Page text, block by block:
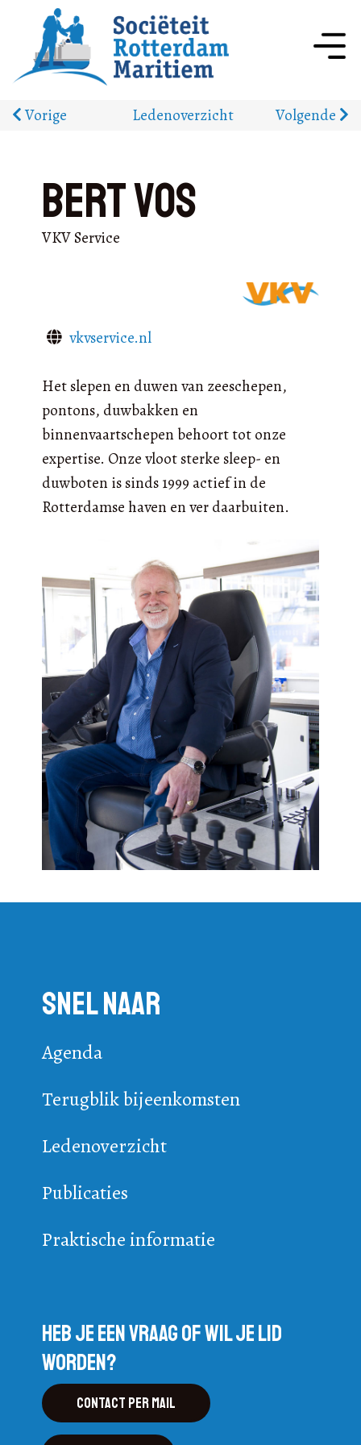
Vorige Ledenoverzicht Volgende
Bert Vos
VKV Service
vkvservice.nl
Het slepen en duwen van zeeschepen,
pontons, duwbakken en
binnenvaartschepen behoort tot onze
expertise. Onze vloot sterke sleep- en
duwboten is sinds 1999 actief in de
Rotterdamse haven en ver daarbuiten.
Snel naar
Agenda
Terugblik bijeenkomsten
Ledenoverzicht
Publicaties
Praktische informatie
Heb je een vraag of wil je lid
worden?
Contact per mail